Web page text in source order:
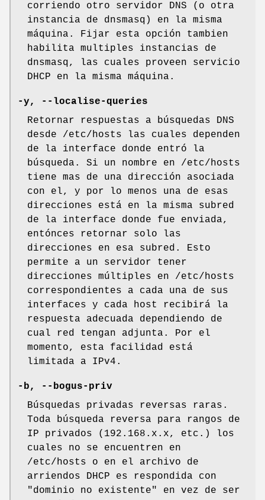
corriendo otro servidor DNS (o otra
instancia de dnsmasq) en la misma
máquina. Fijar esta opción tambien
habilita multiples instancias de
dnsmasq, las cuales proveen servicio
DHCP en la misma máquina.
-y, --localise-queries
Retornar respuestas a búsquedas DNS
desde /etc/hosts las cuales dependen
de la interface donde entró la
búsqueda. Si un nombre en /etc/hosts
tiene mas de una dirección asociada
con el, y por lo menos una de esas
direcciones está en la misma subred
de la interface donde fue enviada,
entónces retornar solo las
direcciones en esa subred. Esto
permite a un servidor tener
direcciones múltiples en /etc/hosts
correspondientes a cada una de sus
interfaces y cada host recibirá la
respuesta adecuada dependiendo de
cual red tengan adjunta. Por el
momento, esta facilidad está
limitada a IPv4.
-b, --bogus-priv
Búsquedas privadas reversas raras.
Toda búsqueda reversa para rangos de
IP privados (192.168.x.x, etc.) los
cuales no se encuentren en
/etc/hosts o en el archivo de
arriendos DHCP es respondida con
"dominio no existente" en vez de ser